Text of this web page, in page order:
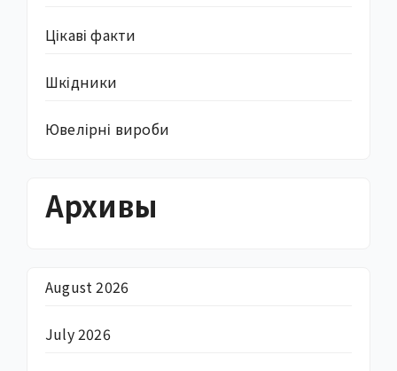
Цікаві факти
Шкідники
Ювелірні вироби
Архивы
August 2026
July 2026